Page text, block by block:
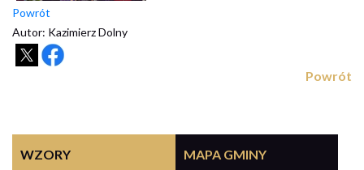
Powrót
Autor: Kazimierz Dolny
Powrót
WZORY
MAPA GMINY